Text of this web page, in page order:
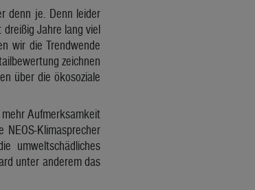
denn je. Denn leider
Jahre lang viel
wir die Trendwende
zeichnen
über die ökosoziale
mehr Aufmerksamkeit
Klimasprecher
umweltschädliches
unter anderem das